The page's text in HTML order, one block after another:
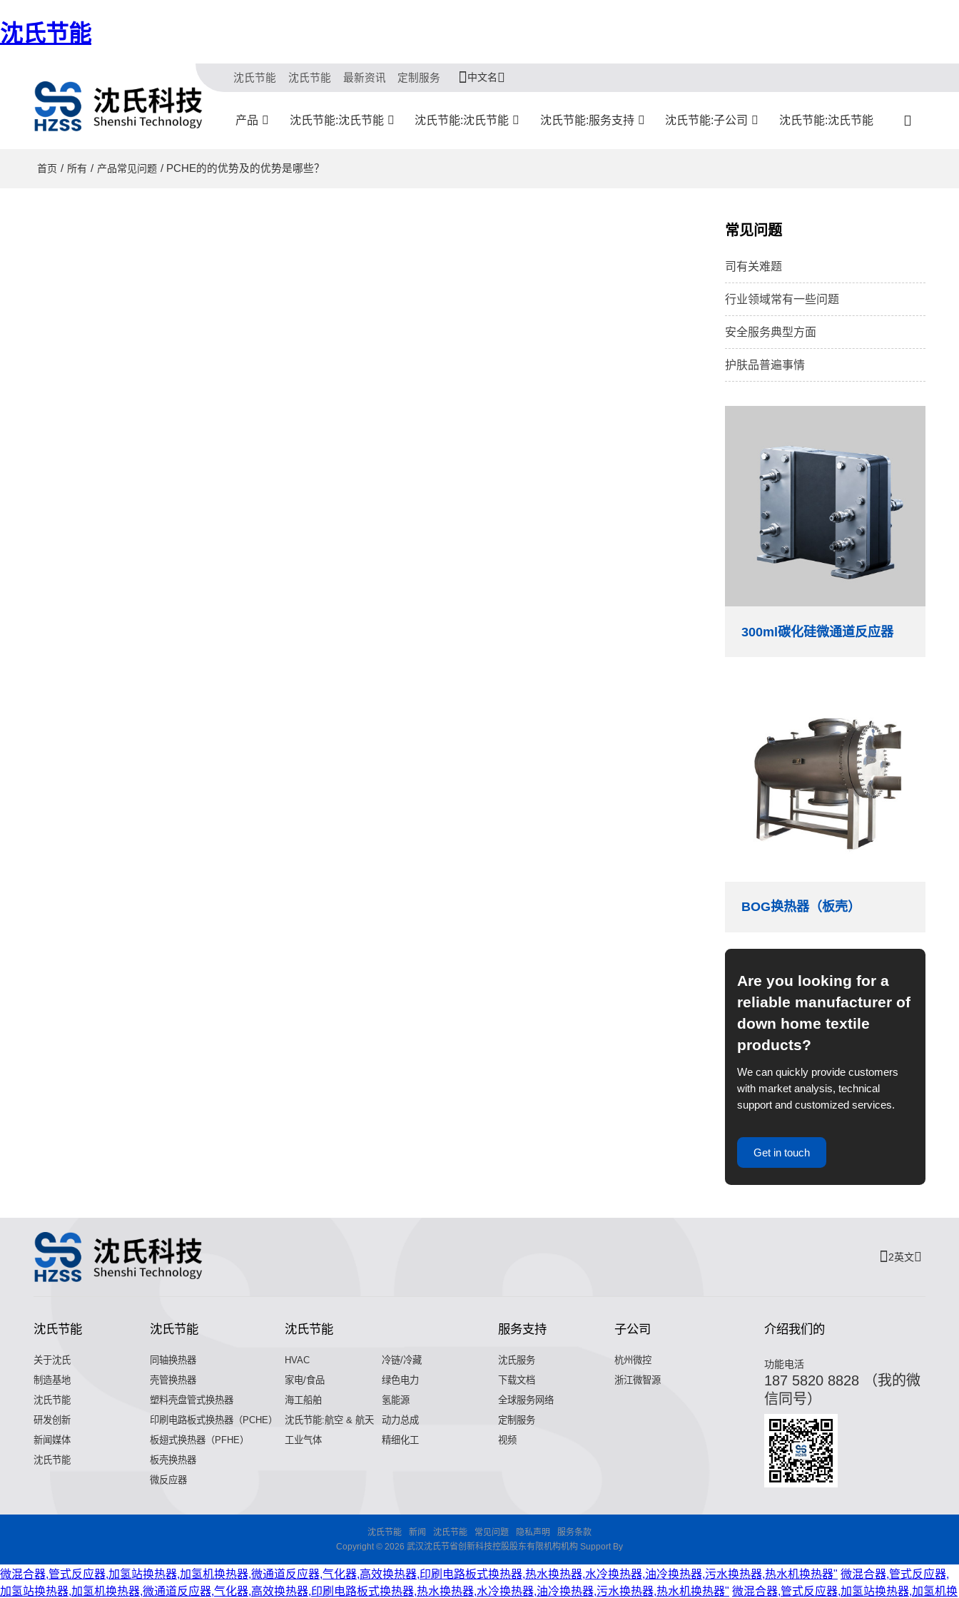
沈氏节能
沈氏节能 沈氏节能 最新资讯 定制服务 中文名
产品 沈氏节能:沈氏节能 沈氏节能:沈氏节能 沈氏节能:服务支持 沈氏节能:子公司 沈氏节能:沈氏节能
首页 / 所有 / 产品常见问题 / PCHE的的优势及的优势是哪些？
常见问题
司有关难题
行业领域常有一些问题
安全服务典型方面
护肤品普遍事情
300ml碳化硅微通道反应器
BOG换热器（板壳）
Are you looking for a
reliable manufacturer of
down home textile
products?
We can quickly provide customers
with market analysis, technical
support and customized services.
Get in touch
2英文
沈氏节能
关于沈氏
制造基地
沈氏节能
研发创新
新闻媒体
沈氏节能
沈氏节能
同轴换热器
壳管换热器
塑料壳盘管式换热器
印刷电路板式换热器（PCHE）
板翅式换热器（PFHE）
板壳换热器
微反应器
沈氏节能
HVAC
冷链/冷藏
家电/食品
绿色电力
海工船舶
氢能源
沈氏节能:航空 & 航天
动力总成
工业气体
精细化工
服务支持
沈氏服务
下载文档
全球服务网络
定制服务
视频
子公司
杭州微控
浙江微智源
介绍我们的
功能电活
187 5820 8828 （我的微
信同号）
沈氏节能 新闻 沈氏节能 常见问题 隐私声明
服务条款
Copyright © 2026 武汉沈氏节省创新科技控股股东有限机构机构 Support By
微混合器,管式反应器,加氢站换热器,加氢机换热器,微通道反应器,气化器,高效换热器,印刷电路板式换热器,热水换热器,水冷换热器,油冷换热器,污水换热器,热水机换热器" 微混合器,管式反应器,
加氢站换热器,加氢机换热器,微通道反应器,气化器,高效换热器,印刷电路板式换热器,热水换热器,水冷换热器,油冷换热器,污水换热器,热水机换热器" 微混合器,管式反应器,加氢站换热器,加氢机换